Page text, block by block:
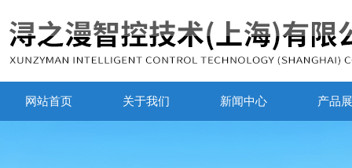
网站首页 关于我们 新闻中心 产品